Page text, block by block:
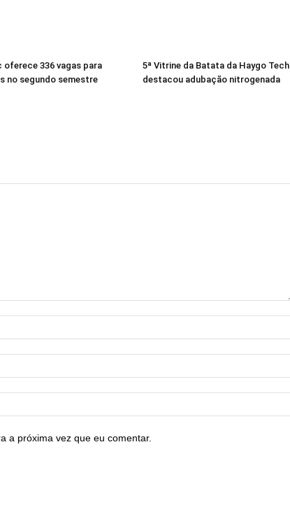
oferece 336 vagas para
no segundo semestre
5ª Vitrine da Batata da Haygo Tech
destacou adubação nitrogenada
a próxima vez que eu comentar.